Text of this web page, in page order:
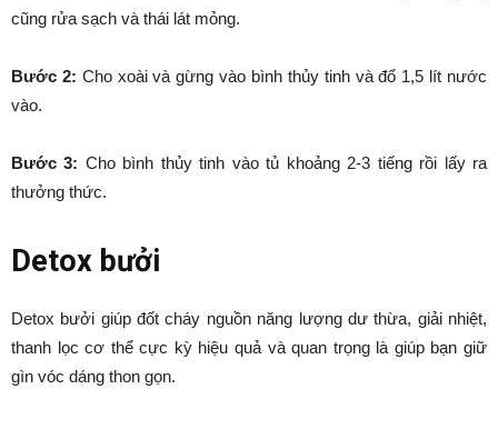
cũng rửa sạch và thái lát mỏng.
Bước 2: Cho xoài và gừng vào bình thủy tinh và đổ 1,5 lít nước
vào.
Bước 3: Cho bình thủy tinh vào tủ khoảng 2-3 tiếng rồi lấy ra
thưởng thức.
Detox bưởi
Detox bưởi giúp đốt cháy nguồn năng lượng dư thừa, giải nhiệt,
thanh lọc cơ thể cực kỳ hiệu quả và quan trọng là giúp bạn giữ
gìn vóc dáng thon gọn.